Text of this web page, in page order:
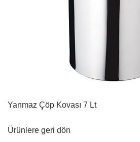
Yanmaz Çöp Kovası 7 Lt
Ürünlere geri dön